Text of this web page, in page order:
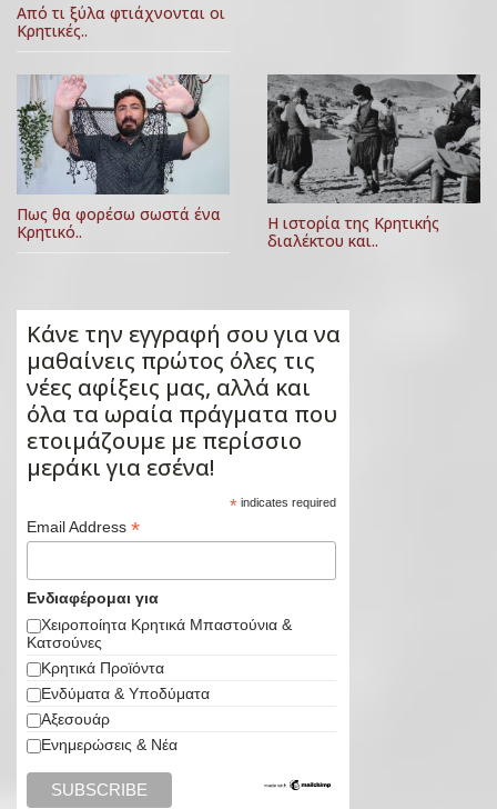
Από τι ξύλα φτιάχνονται οι
Κρητικές..
Πως θα φορέσω σωστά ένα
Κρητικό..
Η ιστορία της Κρητικής
διαλέκτου και..
Κάνε την εγγραφή σου για να
μαθαίνεις πρώτος όλες τις
νέες αφίξεις μας, αλλά και
όλα τα ωραία πράγματα που
ετοιμάζουμε με περίσσιο
μεράκι για εσένα!
* indicates required
Email Address *
Ενδιαφέρομαι για
Χειροποίητα Κρητικά Μπαστούνια &
Κατσούνες
Κρητικά Προϊόντα
Ενδύματα & Υποδύματα
Αξεσουάρ
Ενημερώσεις & Νέα